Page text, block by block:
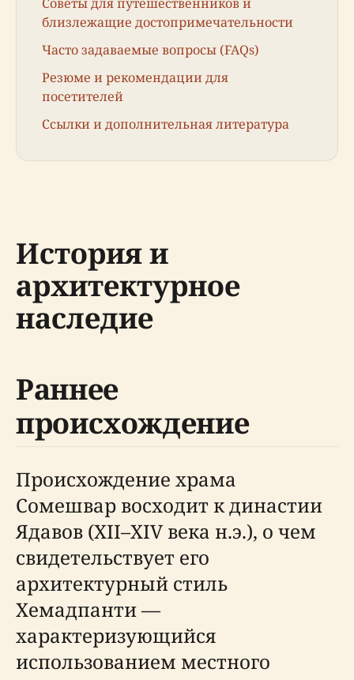
близлежащие достопримечательности
Часто задаваемые вопросы (FAQs)
Резюме и рекомендации для
посетителей
Ссылки и дополнительная литература
История и
архитектурное
наследие
Раннее
происхождение
Происхождение храма
Сомешвар восходит к династии
Ядавов (XII–XIV века н.э.), о чем
свидетельствует его
архитектурный стиль
Хемадпанти —
характеризующийся
использованием местного